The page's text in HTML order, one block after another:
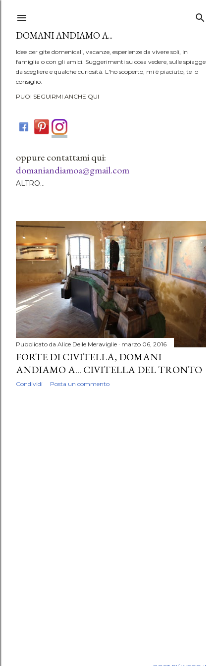
DOMANI ANDIAMO A...
Idee per gite domenicali, vacanze, esperienze da vivere soli, in
famiglia o con gli amici. Suggerimenti su cosa vedere, sulle spiagge
da scegliere e qualche curiosità. L'ho scoperto, mi è piaciuto, te lo
consiglio.
PUOI SEGUIRMI ANCHE QUI
oppure contattami qui:
domaniandiamoa@gmail.com
ALTRO…
P
o
s
t
Pubblicato da Alice Delle Meraviglie marzo 06, 2016
FORTE DI CIVITELLA, DOMANI
ANDIAMO A... CIVITELLA DEL TRONTO
Condividi Posta un commento